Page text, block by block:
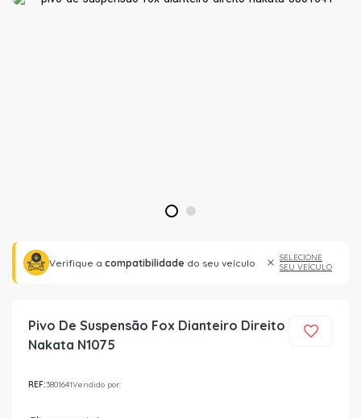
1 2
Verifique a compatibilidade do seu veículo
SELECIONE
SEU VEÍCULO
Pivo De Suspensão Fox Dianteiro Direito
Nakata N1075
REF:3801641Vendido por: